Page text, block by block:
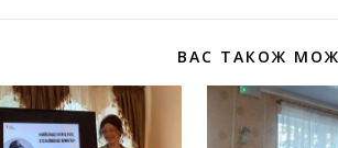
ВАС ТАКОЖ